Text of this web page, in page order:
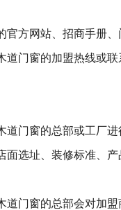
方网站、招商手册
道门窗的加盟热线或
门窗的总部或工厂
选址、装修标准、产
门窗的总部会对加盟